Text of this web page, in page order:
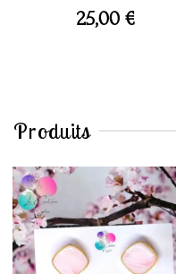
25,00 €
Produits